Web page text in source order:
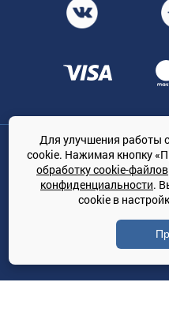
Общество с ограниченной
1167847364079, 197022, г.
КЛИМАТПРОФ.ONLINE -
климатической
© Сайт
Политика
Для улучшения работы
cookie. Нажимая кнопку
обработку cookie-файлов
конфиденциальности.
cookie в